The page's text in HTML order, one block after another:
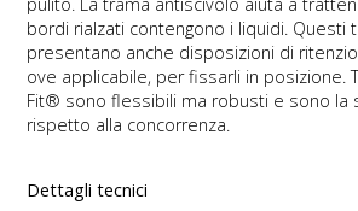
bordi rialzati contengono i liquidi. Questi
presentano anche disposizioni di
ove applicabile, per fissarli in posizione.
Fit® sono flessibili ma robusti e sono la
rispetto alla concorrenza.
Dettagli tecnici